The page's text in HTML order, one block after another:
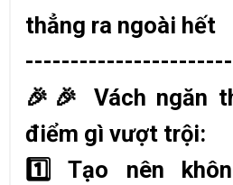
thẳng ra ngoài hết
🎉🎉
Vách ngăn
điểm gì vượt trội:
1️ Tạo nên